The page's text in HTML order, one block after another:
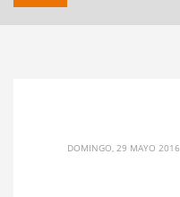
DOMINGO, 29 MAYO 2016